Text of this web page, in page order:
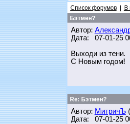
Список форумов| В
Бэтмен?
Автор:
Дата: 07-01-25
Выходи из тени.
С Новым годом!
Re: Бэтмен?
Автор: МитричЪ
Дата: 07-01-25